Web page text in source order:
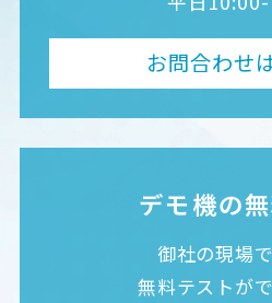
お問合わせ
デモ機の
御社の現場
無料テストが